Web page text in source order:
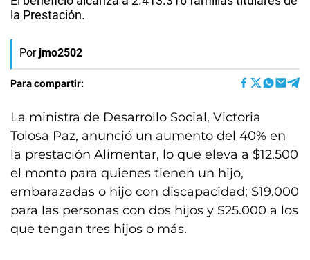
la Prestación.
Por jmo2502
Para compartir:
La ministra de Desarrollo Social, Victoria
Tolosa Paz, anunció un aumento del 40% en
la prestación Alimentar, lo que eleva a $12.500
el monto para quienes tienen un hijo,
embarazadas o hijo con discapacidad; $19.000
para las personas con dos hijos y $25.000 a los
que tengan tres hijos o más.